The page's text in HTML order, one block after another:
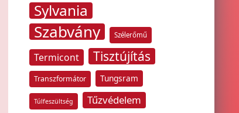
Sylvania
Szabvány Szélerőmű
Termicont Tisztújítás
Transzformátor Tungsram
Túlfeszültség Tűzvédelem